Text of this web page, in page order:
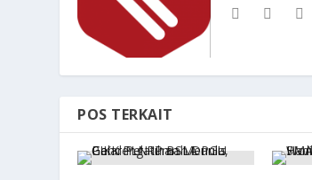
POS TERKAIT